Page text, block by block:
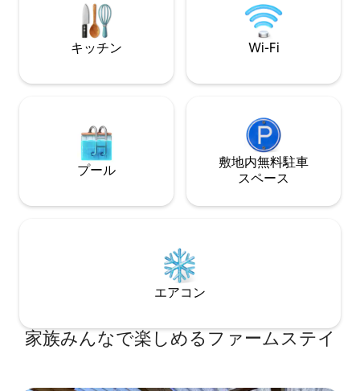
とレンガがかつての栄光を取り戻し、訪
れるには格別の家となっています。
ルーム、ブーツル
ダンな快適さとス
キッチン Wi-Fi
プール
敷地内無料駐⁠車
ス⁠ペ⁠ー⁠ス
エアコン
家族みんなで楽しめるファームステイ